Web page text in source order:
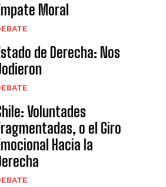
Moral
de Derecha: Nos
Voluntades
o el Giro
Hacia la